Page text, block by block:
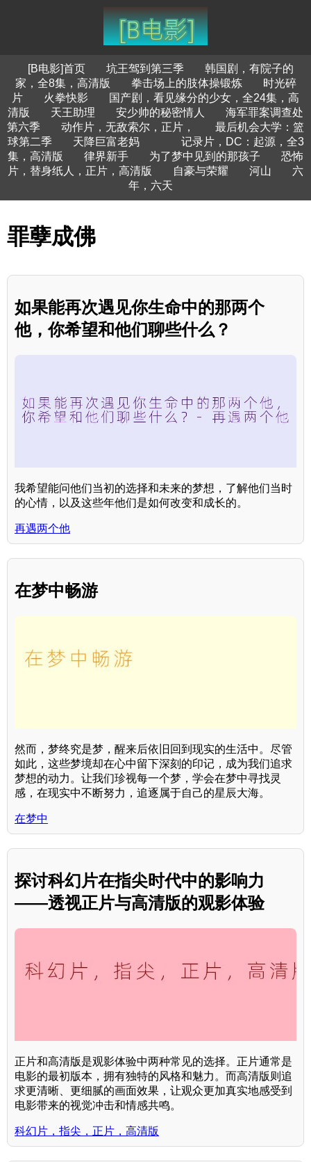
[B电影]首页 坑王驾到第三季
韩国剧，有院子的
家，全8集，高清版
拳击场上的肢体操锻炼
时光碎
片
火拳快影
国产剧，看见缘分的少女，全24集，高
清版
天王助理 安少帅的秘密情人
海军罪案调查处
第六季
动作片，无敌索尔，正片，
最后机会大学：篮
球第二季
天降巨富老妈
记录片，DC：起源，全3
集，高清版
律界新手 为了梦中见到的那孩子
恐怖
片，替身纸人，正片，高清版
自豪与荣耀 河山
六
年，六天
罪孽成佛
如果能再次遇见你生命中的那两个
他，你希望和他们聊些什么？
我希望能问他们当初的选择和未来的梦想，了解他们当时
的心情，以及这些年他们是如何改变和成长的。
再遇两个他
在梦中畅游
然而，梦终究是梦，醒来后依旧回到现实的生活中。尽管
如此，这些梦境却在心中留下深刻的印记，成为我们追求
梦想的动力。让我们珍视每一个梦，学会在梦中寻找灵
感，在现实中不断努力，追逐属于自己的星辰大海。
在梦中
探讨科幻片在指尖时代中的影响力
——透视正片与高清版的观影体验
正片和高清版是观影体验中两种常见的选择。正片通常是
电影的最初版本，拥有独特的风格和魅力。而高清版则追
求更清晰、更细腻的画面效果，让观众更加真实地感受到
电影带来的视觉冲击和情感共鸣。
科幻片，指尖，正片，高清版